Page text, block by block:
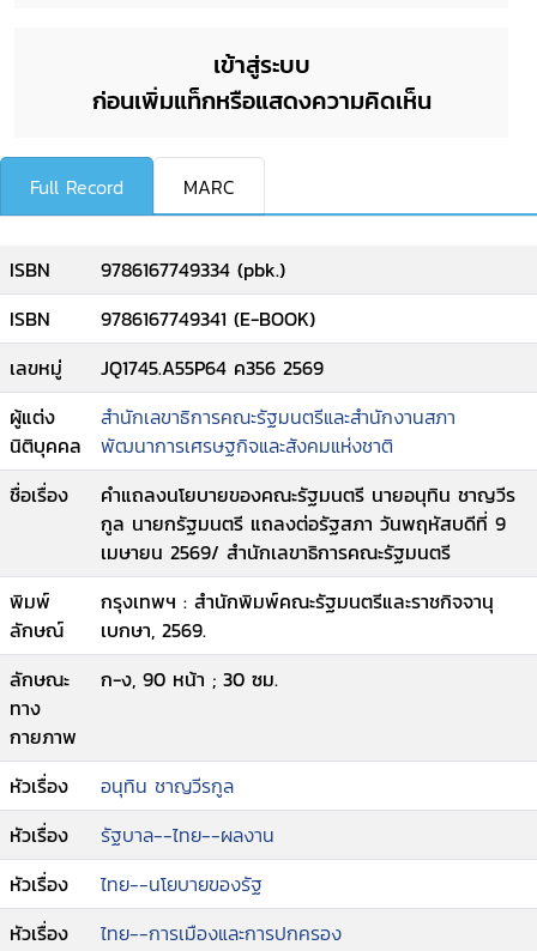
เข้าสู่ระบบ
ก่อนเพิ่มแท็กหรือแสดงความคิดเห็น
Full Record MARC
ISBN
9786167749334 (pbk.)
ISBN
9786167749341 (E-BOOK)
เลขหมู่
JQ1745.A55P64 ค356 2569
ผู้แต่ง
นิติบุคคล
สำนักเลขาธิการคณะรัฐมนตรีและสำนักงานสภา
พัฒนาการเศรษฐกิจและสังคมแห่งชาติ
ชื่อเรื่อง
คำแถลงนโยบายของคณะรัฐมนตรี นายอนุทิน ชาญวีร
กูล นายกรัฐมนตรี แถลงต่อรัฐสภา วันพฤหัสบดีที่ 9
เมษายน 2569/ สำนักเลขาธิการคณะรัฐมนตรี
พิมพ์
ลักษณ์
กรุงเทพฯ : สำนักพิมพ์คณะรัฐมนตรีและราชกิจจานุ
เบกษา, 2569.
ลักษณะ
ทาง
กายภาพ
ก-ง, 90 หน้า ; 30 ซม.
หัวเรื่อง
อนุทิน ชาญวีรกูล
หัวเรื่อง
รัฐบาล--ไทย--ผลงาน
หัวเรื่อง
ไทย--นโยบายของรัฐ
หัวเรื่อง
ไทย--การเมืองและการปกครอง